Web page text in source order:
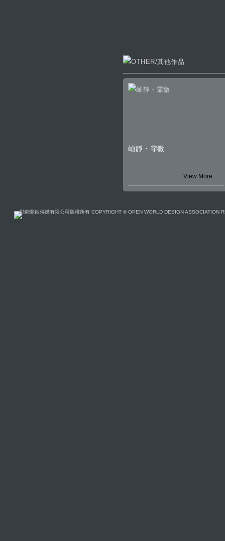
岫靜・霏微
View More
動能開啟傳媒有限公司版權所有 COPYRIGHT © OPEN WORLD DESIGN ASSOCIATION